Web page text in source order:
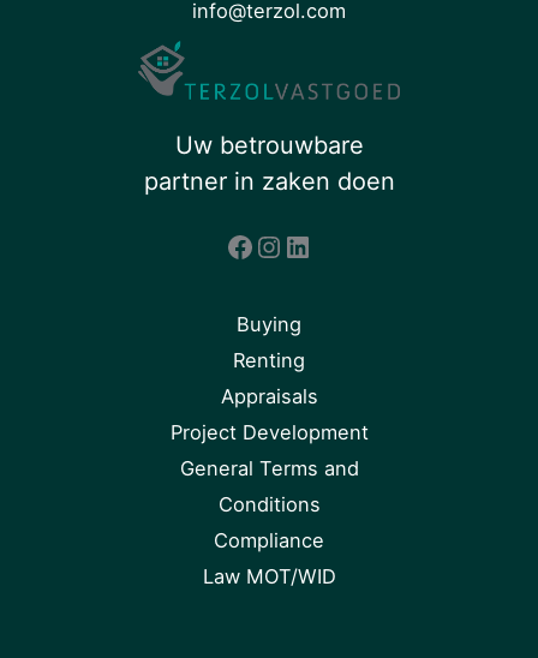
info@terzol.com
Uw betrouwbare
partner in zaken doen
Facebook
Instagram
LinkedIn
Buying
Renting
Appraisals
Project Development
General Terms and
Conditions
Compliance
Law MOT/WID